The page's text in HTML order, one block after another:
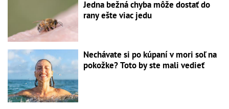
Jedna bežná chyba môže dostať do
rany ešte viac jedu
Nechávate si po kúpaní v mori soľ na
pokožke? Toto by ste mali vedieť